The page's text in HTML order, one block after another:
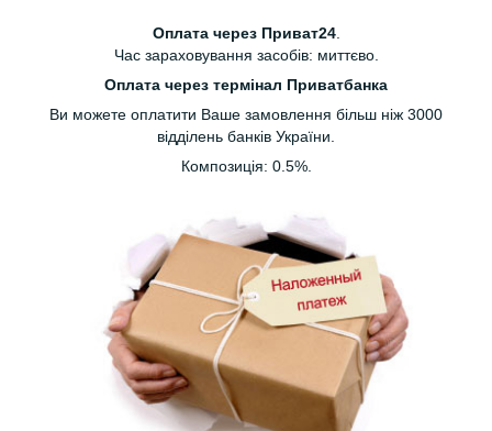
Оплата через Приват24.
Час зараховування засобів: миттєво.
Оплата через термінал Приватбанка
Ви можете оплатити Ваше замовлення більш ніж 3000
відділень банків України.
Композиція: 0.5%.